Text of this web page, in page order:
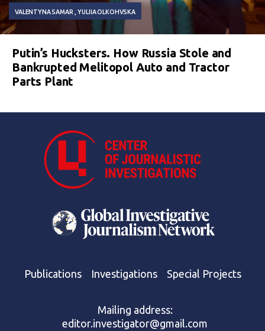
VALENTYNA SAMAR YULIIA OLKOHVSKA
Putin’s Hucksters. How Russia Stole and
Bankrupted Melitopol Auto and Tractor
Parts Plant
Publications Investigations Special Projects
Mailing address:
editor.investigator@gmail.com